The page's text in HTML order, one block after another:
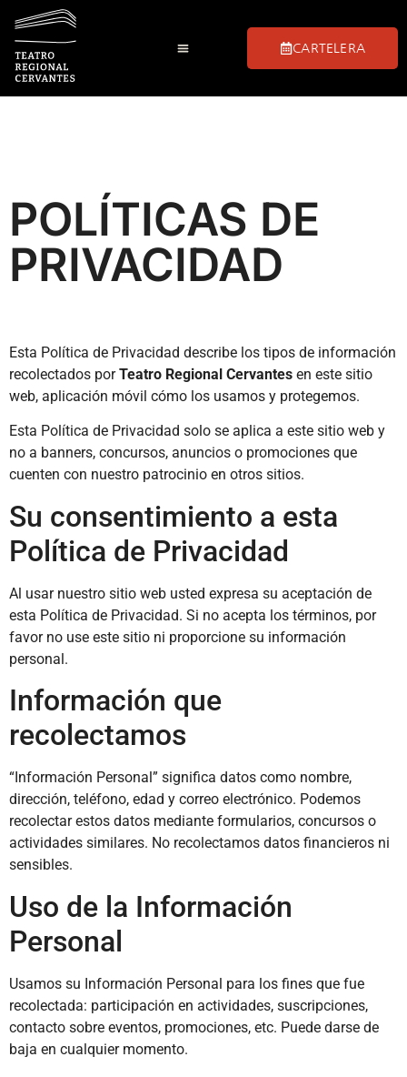
CARTELERA
POLÍTICAS DE
PRIVACIDAD
Esta Política de Privacidad describe los tipos de información
recolectados porTeatro Regional Cervantes en este sitio
web, aplicación móvil cómo los usamos y protegemos.
Esta Política de Privacidad solo se aplica a este sitio web y
no a banners, concursos, anuncios o promociones que
cuenten con nuestro patrocinio en otros sitios.
Su consentimiento a esta
Política de Privacidad
Al usar nuestro sitio web usted expresa su aceptación de
esta Política de Privacidad. Si no acepta los términos, por
favor no use este sitio ni proporcione su información
personal.
Información que
recolectamos
“Información Personal” significa datos como nombre,
dirección, teléfono, edad y correo electrónico. Podemos
recolectar estos datos mediante formularios, concursos o
actividades similares. No recolectamos datos financieros ni
sensibles.
Uso de la Información
Personal
Usamos su Información Personal para los fines que fue
recolectada: participación en actividades, suscripciones,
contacto sobre eventos, promociones, etc. Puede darse de
baja en cualquier momento.